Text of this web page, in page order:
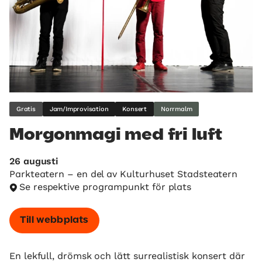
Gratis Jam/Improvisation Konsert Norrmalm
Morgonmagi med fri luft
26 augusti
Parkteatern – en del av Kulturhuset Stadsteatern
Se respektive programpunkt för plats
Till webbplats
En lekfull, drömsk och lätt surrealistisk konsert där